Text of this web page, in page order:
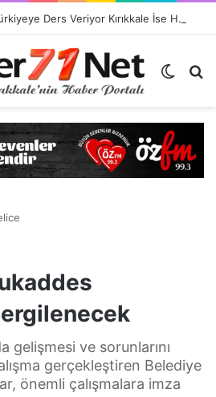
Kırşehir Kültürü İle Türkiyeye Ders Veriyor Kırıkkale İse Hala Seyrediyor !!!
Dış
gelişmesi ve sorunlarını
gerçekleştiren Belediye
önemli çalışmalara imza